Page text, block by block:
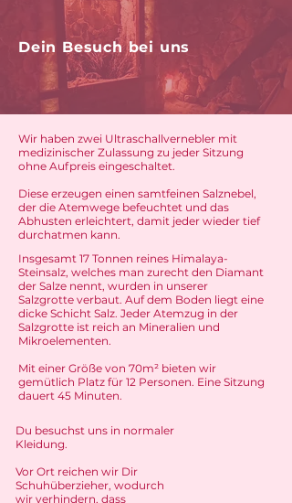
Dein Besuch bei uns
Wir haben zwei Ultraschallvernebler mit
medizinischer Zulassung zu jeder Sitzung
ohne Aufpreis eingeschaltet.
Diese erzeugen einen samtfeinen Salznebel,
der die Atemwege befeuchtet und das
Abhusten erleichtert, damit jeder wieder tief
durchatmen kann.
Insgesamt 17 Tonnen reines Himalaya-
Steinsalz, welches man zurecht den Diamant
der Salze nennt, wurden in unserer
Salzgrotte verbaut. Auf dem Boden liegt eine
dicke Schicht Salz. Jeder Atemzug in der
Salzgrotte ist reich an Mineralien und
Mikroelementen.
Mit einer Größe von 70m² bieten wir
gemütlich Platz für 12 Personen. Eine Sitzung
dauert 45 Minuten.
Du besuchst uns in normaler
Kleidung.
Vor Ort reichen wir Dir
Schuhüberzieher, wodurch
wir verhindern, dass